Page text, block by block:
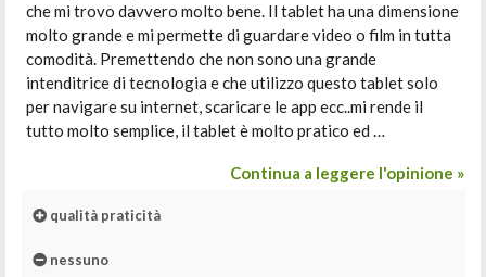
che mi trovo davvero molto bene. Il tablet ha una dimensione
molto grande e mi permette di guardare video o film in tutta
comodità. Premettendo che non sono una grande
intenditrice di tecnologia e che utilizzo questo tablet solo
per navigare su internet, scaricare le app ecc..mi rende il
tutto molto semplice, il tablet è molto pratico ed …
Continua a leggere l'opinione »
qualità praticità
nessuno